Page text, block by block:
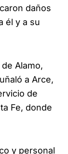
daños
él y a su
Alamo,
a Arce,
de
Fe, donde
y personal